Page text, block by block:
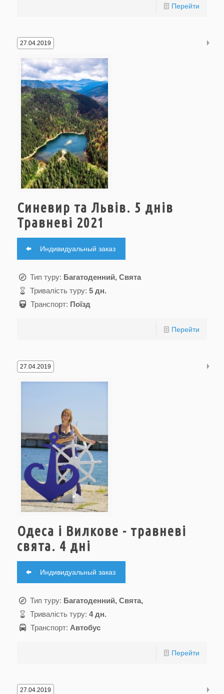
Перейти
27.04.2019
Синевир та Львів. 5 днів
Травневі 2021
Индивидуальный заказ
Тип туру: Багатоденний, Свята
Тривалість туру: 5 дн.
Транспорт: Поїзд
Перейти
27.04.2019
Одеса і Вилкове - травневі
свята. 4 дні
Индивидуальный заказ
Тип туру: Багатоденний, Свята,
Тривалість туру: 4 дн.
Транспорт: Автобус
Перейти
27.04.2019